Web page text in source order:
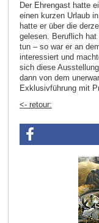
Der Ehrengast hatte
einen kurzen Urlaub
hatte er über die
gelesen. Beruflich
tun – so war er an
interessiert und
sich diese
dann von dem
Exklusivführung mit
<- retour: